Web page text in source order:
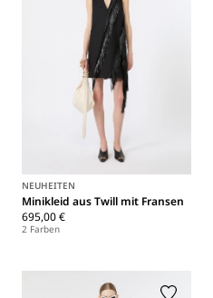
NEUHEITEN
Minikleid aus Twill mit Fransen
695,00 €
2 Farben